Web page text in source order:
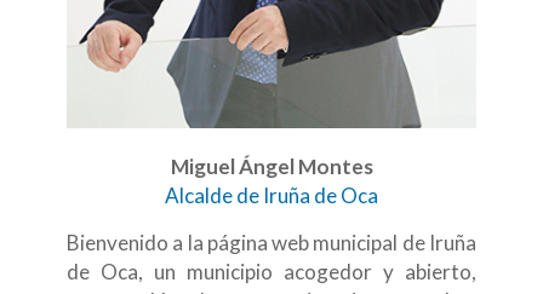
Miguel Ángel Montes
Alcalde de Iruña de Oca
Bienvenido a la página web municipal de Iruña
de Oca, un municipio acogedor y abierto,